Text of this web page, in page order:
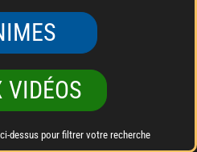
VIDÉOS
dessus pour filtrer votre recherche